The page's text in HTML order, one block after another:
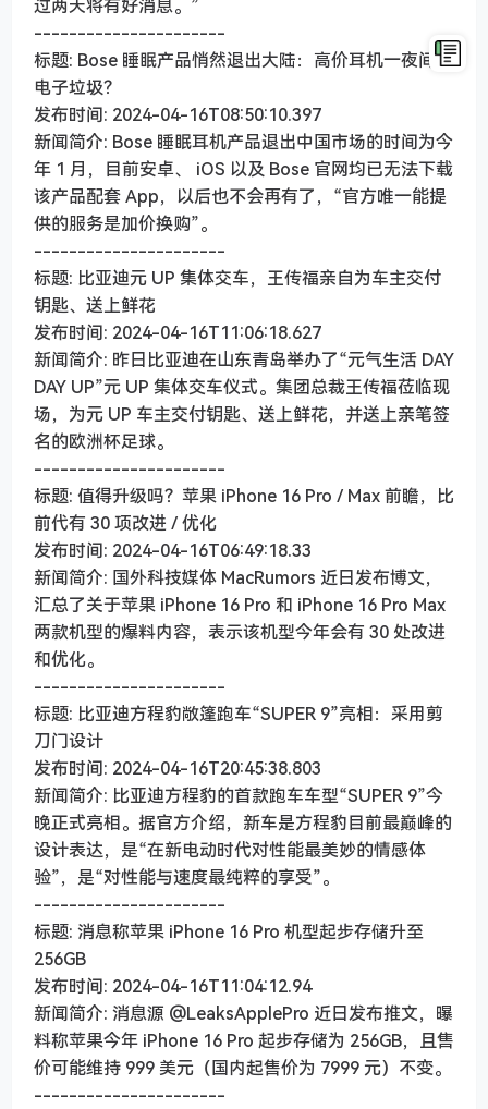
过两天将有好消息。”
----------------------
标题: Bose 睡眠产品悄然退出大陆：高价耳机一夜间变
电子垃圾？
发布时间: 2024-04-16T08:50:10.397
新闻简介: Bose 睡眠耳机产品退出中国市场的时间为今
年 1 月，目前安卓、 iOS 以及 Bose 官网均已无法下载
该产品配套 App，以后也不会再有了，“官方唯一能提
供的服务是加价换购”。
----------------------
标题: 比亚迪元 UP 集体交车，王传福亲自为车主交付
钥匙、送上鲜花
发布时间: 2024-04-16T11:06:18.627
新闻简介: 昨日比亚迪在山东青岛举办了“元气生活 DAY
DAY UP”元 UP 集体交车仪式。集团总裁王传福莅临现
场，为元 UP 车主交付钥匙、送上鲜花，并送上亲笔签
名的欧洲杯足球。
----------------------
标题: 值得升级吗？苹果 iPhone 16 Pro / Max 前瞻，比
前代有 30 项改进 / 优化
发布时间: 2024-04-16T06:49:18.33
新闻简介: 国外科技媒体 MacRumors 近日发布博文，
汇总了关于苹果 iPhone 16 Pro 和 iPhone 16 Pro Max
两款机型的爆料内容，表示该机型今年会有 30 处改进
和优化。
----------------------
标题: 比亚迪方程豹敞篷跑车“SUPER 9”亮相：采用剪
刀门设计
发布时间: 2024-04-16T20:45:38.803
新闻简介: 比亚迪方程豹的首款跑车车型“SUPER 9”今
晚正式亮相。据官方介绍，新车是方程豹目前最巅峰的
设计表达，是“在新电动时代对性能最美妙的情感体
验”，是“对性能与速度最纯粹的享受”。
----------------------
标题: 消息称苹果 iPhone 16 Pro 机型起步存储升至
256GB
发布时间: 2024-04-16T11:04:12.94
新闻简介: 消息源 @LeaksApplePro 近日发布推文，曝
料称苹果今年 iPhone 16 Pro 起步存储为 256GB，且售
价可能维持 999 美元（国内起售价为 7999 元）不变。
----------------------